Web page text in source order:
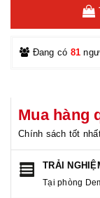
Đang có 81
Mua hàng
Chính sách tốt
TRẢI
Tại phòng